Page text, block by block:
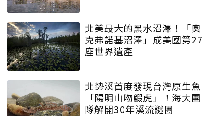
北美最大的黑水沼澤！「奧
克弗諾基沼澤」成美國第27
座世界遺產
北勢溪首度發現台灣原生魚
「陽明山吻鰕虎」！海大團
隊解開30年溪流謎團